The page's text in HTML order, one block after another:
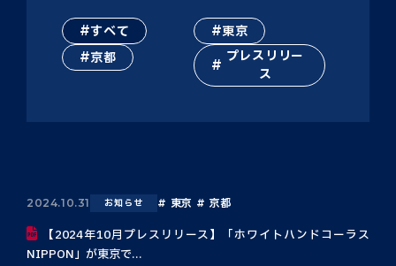
すべて
東京
京都
プレスリリー
ス
2024.10.31 お知らせ 東京 京都
【2024年10月プレスリリース】「ホワイトハンドコーラス
NIPPON」が東京で...